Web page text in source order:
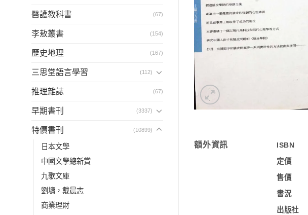
醫護教科書 (67)
李敖叢書 (154)
歷史地理 (167)
三思堂語言學習 (112)
推理雜誌 (67)
早期書刊 (3337)
特價書刊 (10899)
日本文學
中國文學總新賞
九歌文庫
劉墉，戴晨志
商業理財
額外資訊 ISBN
定價
售價
書況
出版社